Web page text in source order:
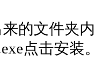
文件夹内
点击安装